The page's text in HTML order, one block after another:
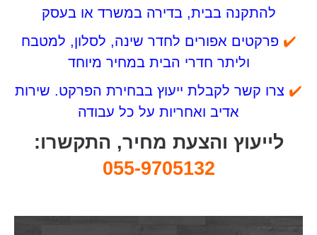
להתקנה בבית, בדירה במשרד או בעסק
✔️ פרקטים אפורים לחדר שינה, לסלון, למטבח
וליתר חדרי הבית במחיר מיוחד
✔️ צרו קשר לקבלת ייעוץ בבחירת הפרקט. שירות
אדיב ואחריות על כל עבודה
לייעוץ והצעת מחיר, התקשרו:
055-9705132